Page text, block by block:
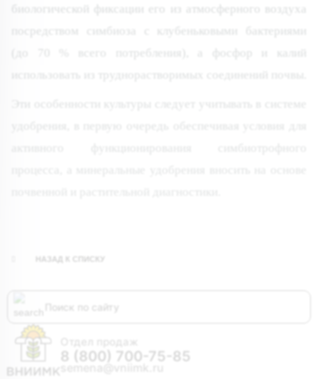
НАЗАД К СПИСКУ
Отдел продаж
8 (800) 700-75-85
semena@vniimk.ru